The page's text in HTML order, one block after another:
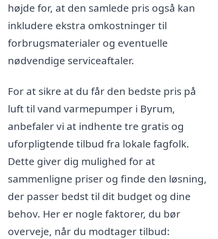
højde for, at den samlede pris også kan
inkludere ekstra omkostninger til
forbrugsmaterialer og eventuelle
nødvendige serviceaftaler.
For at sikre at du får den bedste pris på
luft til vand varmepumper i Byrum,
anbefaler vi at indhente tre gratis og
uforpligtende tilbud fra lokale fagfolk.
Dette giver dig mulighed for at
sammenligne priser og finde den løsning,
der passer bedst til dit budget og dine
behov. Her er nogle faktorer, du bør
overveje, når du modtager tilbud: